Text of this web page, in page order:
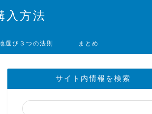
入方法
選び３つの法則 まとめ
サイト内情報を検索